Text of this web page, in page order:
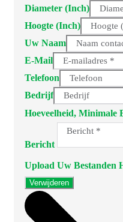
Diameter (inch)
Hoogte (inch)
Uw Naam
E-Mail
Telefoon
Bedrijf
Hoeveelheid, Minimale
Bericht
Upload Uw Bestanden
Verwijderen